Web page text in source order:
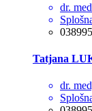
dr.
Tatjana
dr.